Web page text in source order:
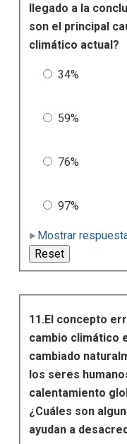
llegado a la
son el principal
climático actual?
34%
59%
76%
97%
Mostrar
11.El concepto
cambio climático
cambiado
los seres
calentamiento
¿Cuáles son
ayudan a